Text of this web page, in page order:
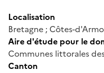
Localisation
Bretagne ; Côtes-
Aire d'étude pour le
Communes littorales
Canton